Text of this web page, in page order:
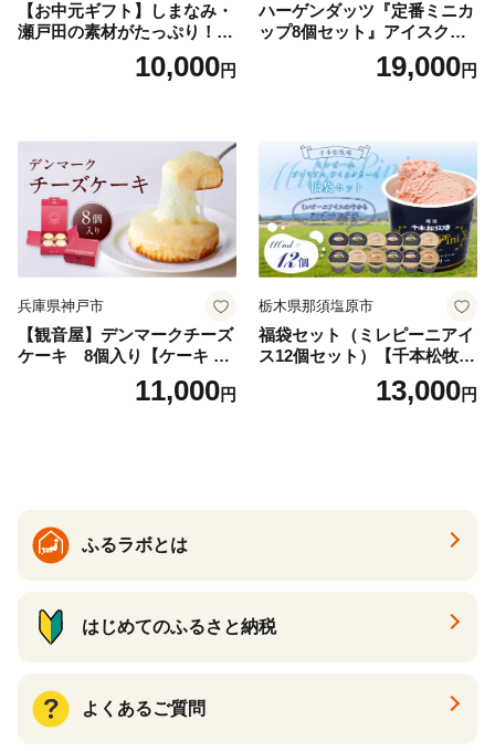
【お中元ギフト】しまなみ・
瀬戸田の素材がたっぷり！ジ
10,000円
ハーゲンダッツ『定番ミニカ
ップ8個セット』アイスクリ
ーム アイス スイーツ デザー
19,000円
兵庫県神戸市
【観音屋】デンマークチーズ
ケーキ 8個入り【ケーキ チ
ーズケーキ 人気スイーツ お
すすめスイーツ 神戸スイー
11,000円
栃木県那須塩原市
福袋セット（ミレピーニアイ
ス12個セット）【千本松牧
場】 ns025-014-12 【デザー
ト 詰め合わせ ギフト】
13,000円
ふるラボとは
はじめてのふるさと納税
よくあるご質問